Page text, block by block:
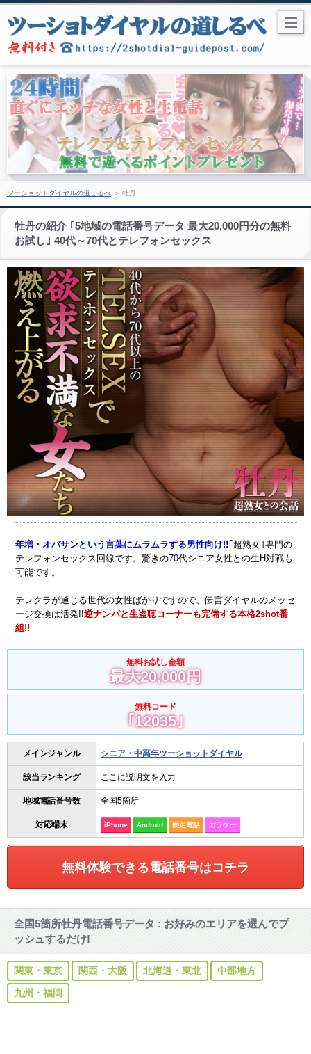
ツーショットダイヤルの道しるべ＞ 牡丹
牡丹の紹介 ｢5地域の電話番号データ 最大20,000円分の無料
お試し｣ 40代～70代とテレフォンセックス
年増・オバサンという言葉にムラムラする男性向け!!｢超熟女｣専門の
テレフォンセックス回線です。驚きの70代シニア女性との生H対戦も
可能です。
テレクラが通じる世代の女性ばかりですので、伝言ダイヤルのメッセ
ージ交換は活発!!逆ナンパと生盗聴コーナーも完備する本格2shot番
組!!
無料お試し金額
最大20,000円
無料コード
｢12035｣
メインジャンル シニア・中高年ツーショットダイヤル
該当ランキング ここに説明文を入力
地域電話番号数 全国5箇所
対応端末 iPhone Android 固定電話 ガラケー
無料体験できる電話番号はコチラ
全国5箇所牡丹電話番号データ : お好みのエリアを選んでプ
ッシュするだけ!
関東・東京 関西・大阪 北海道・東北
中部地方
九州・福岡